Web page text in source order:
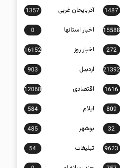
1487 آذربایجان غربی 1357
15588 اخبار استانها 0
272 اخبار روز 16152
21392 اردبیل 903
1616 اقتصادی 12068
809 ایلام 584
32 بوشهر 485
9623 تبلیغات 54